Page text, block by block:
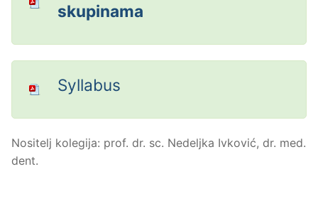
skupinama
Syllabus
Nositelj kolegija: prof. dr. sc. Nedeljka Ivković, dr. med.
dent.